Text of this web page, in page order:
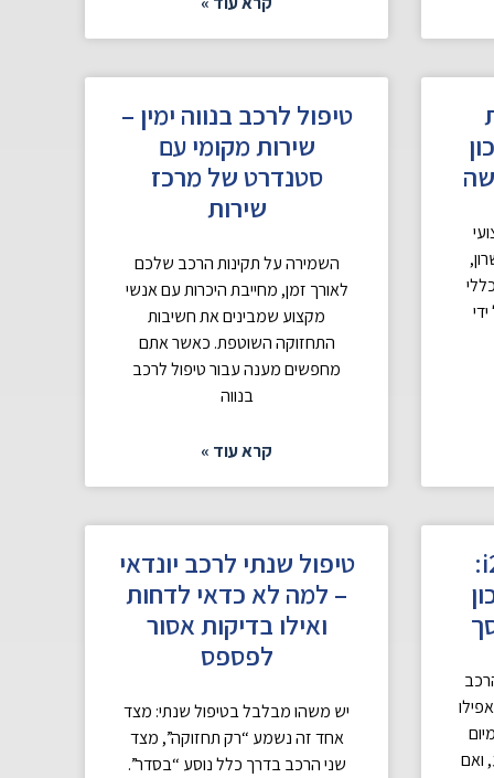
טיפול לרכב בנווה ימין –
שירות מקומי עם
סטנדרט של מרכז
שירות
השמירה על תקינות הרכב שלכם
לאורך זמן, מחייבת היכרות עם אנשי
מקצוע שמבינים את חשיבות
התחזוקה השוטפת. כאשר אתם
מחפשים מענה עבור טיפול לרכב
בנווה
קרא עוד »
ספר רכב יונדאי i20:
ואם
טיפול שנתי לרכב יונדאי
– למה לא כדאי לדחות
ואילו בדיקות אסור
לפספס
יש משהו מבלבל בטיפול שנתי: מצד
אחד זה נשמע “רק תחזוקה”, מצד
שני הרכב בדרך כלל נוסע “בסדר”.